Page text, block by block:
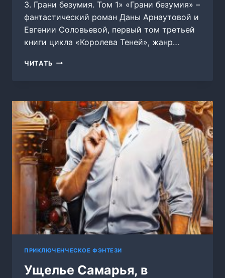
3. Грани безумия. Том 1» «Грани безумия» –
фантастический роман Даны Арнаутовой и
Евгении Соловьевой, первый том третьей
книги цикла «Королева Теней», жанр…
ЧИТАТЬ КОРОЛЕВА
ГРАНИ
БЕЗУМИЯ.
ТОМ
1
ПРИКЛЮЧЕНЧЕСКОЕ ФЭНТЕЗИ
Ущелье Самарья, в